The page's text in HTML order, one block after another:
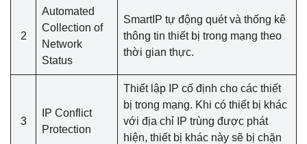
2
Automated
Collection of
Network
Status
SmartIP tự động quét và thống kê
thông tin thiết bị trong mạng theo
thời gian thực.
3
IP Conflict
Protection
Thiết lập IP cố định cho các thiết
bị trong mạng. Khi có thiết bị khác
với địa chỉ IP trùng được phát
hiện, thiết bị khác này sẽ bị chặn